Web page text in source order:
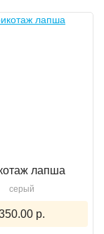
лапша
серый
р.